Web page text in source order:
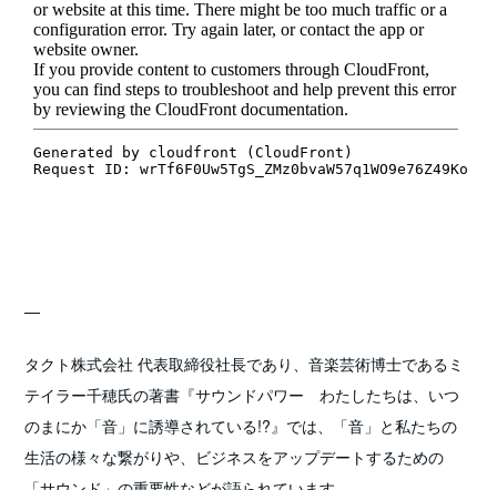
—
タクト株式会社 代表取締役社長であり、音楽芸術博士であるミ
テイラー千穂氏の著書『サウンドパワー わたしたちは、いつ
のまにか「音」に誘導されている!?』では、「音」と私たちの
生活の様々な繋がりや、ビジネスをアップデートするための